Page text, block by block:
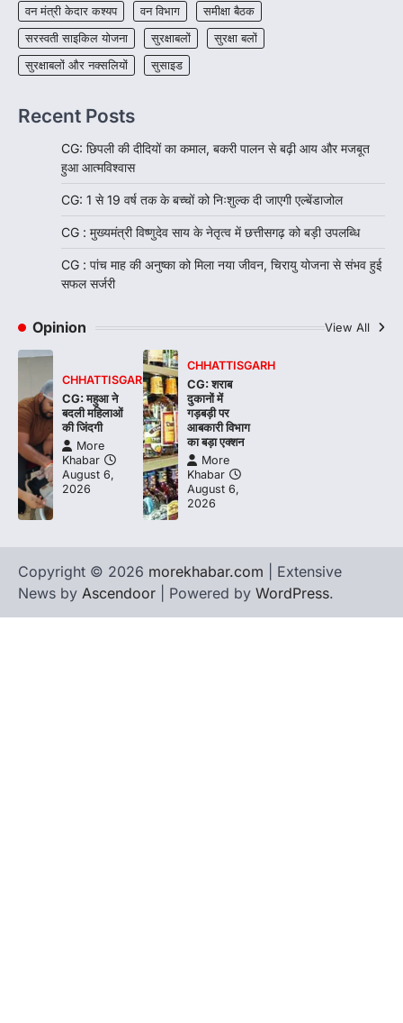
वन मंत्री केदार कश्यप
वन विभाग
समीक्षा बैठक
सरस्वती साइकिल योजना
सुरक्षाबलों
सुरक्षा बलों
सुरक्षाबलों और नक्सलियों
सुसाइड
Recent Posts
CG: छिपली की दीदियों का कमाल, बकरी पालन से बढ़ी आय और मजबूत
हुआ आत्मविश्वास
CG: 1 से 19 वर्ष तक के बच्चों को निःशुल्क दी जाएगी एल्बेंडाजोल
CG : मुख्यमंत्री विष्णुदेव साय के नेतृत्व में छत्तीसगढ़ को बड़ी उपलब्धि
CG : पांच माह की अनुष्का को मिला नया जीवन, चिरायु योजना से संभव हुई
सफल सर्जरी
Opinion View All
CHHATTISGARH
CG: महुआ ने
बदली महिलाओं
की जिंदगी
More
Khabar
August 6,
2026
CHHATTISGARH
CG: शराब
दुकानों में
गड़बड़ी पर
आबकारी विभाग
का बड़ा एक्शन
More
Khabar
August 6,
2026
Copyright © 2026 morekhabar.com | Extensive
News by Ascendoor | Powered by WordPress.